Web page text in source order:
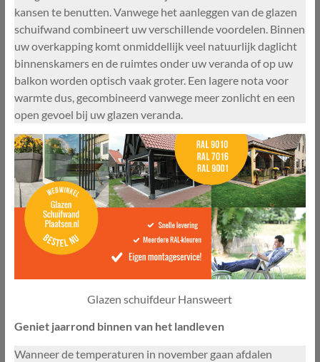
kansen te benutten. Vanwege het aanleggen van de glazen
schuifwand combineert uw verschillende voordelen. Binnen
uw overkapping komt onmiddellijk veel natuurlijk daglicht
binnenskamers en de ruimtes onder uw veranda of op uw
balkon worden optisch vaak groter. Een lagere nota voor
warmte dus, gecombineerd vanwege meer zonlicht en een
open gevoel bij uw glazen veranda.
Glazen schuifdeur Hansweert
Geniet jaarrond binnen van het landleven
Wanneer de temperaturen in november gaan afdalen